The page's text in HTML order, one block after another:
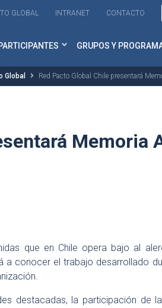
GLOBAL INTRANET CONTACTO
GRUPOS Y
Global Red Pacto Global Chile presentará
Memoria
que en Chile opera bajo al
a conocer el trabajo desarrollado
destacadas, la participación de